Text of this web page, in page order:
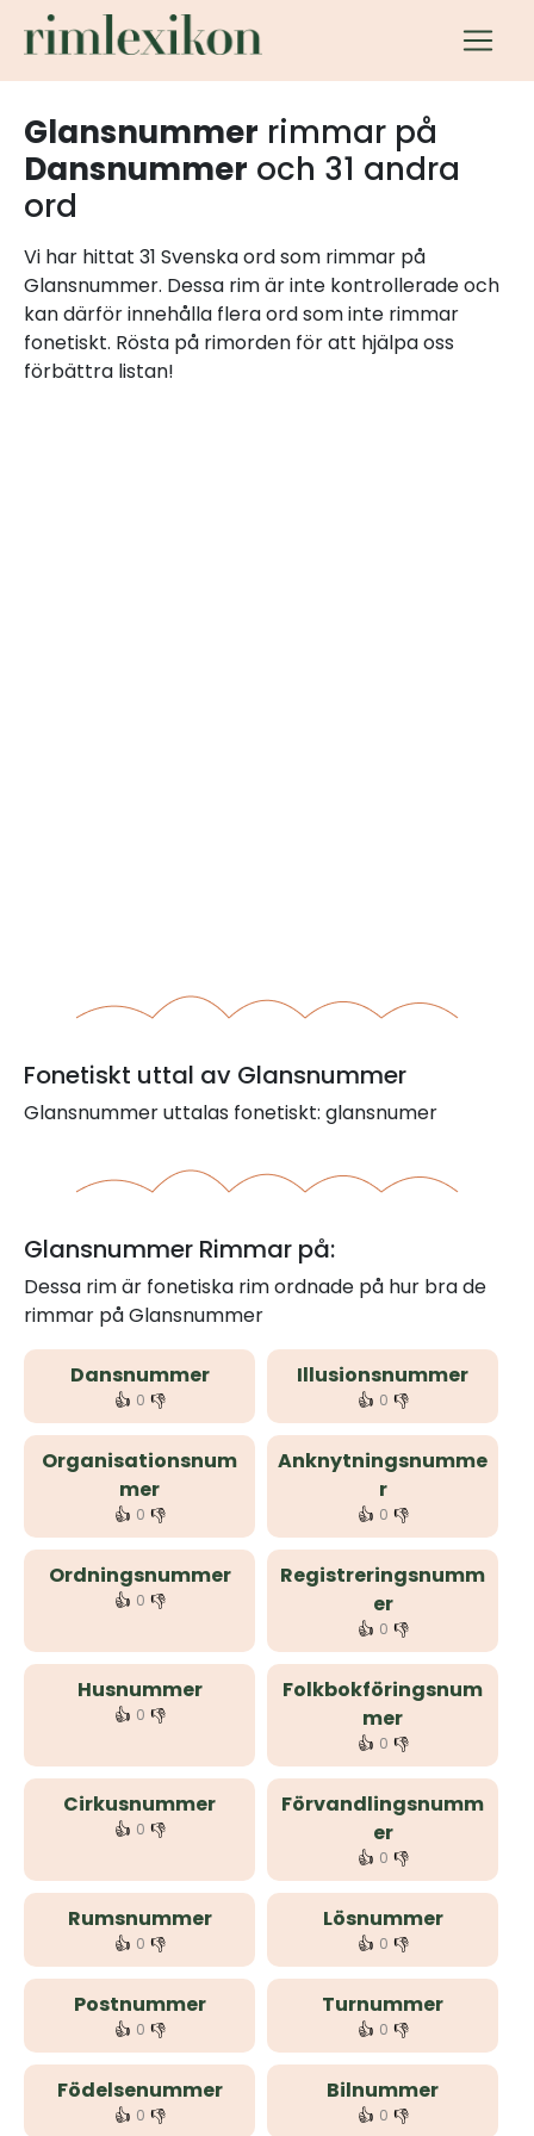
Glansnummer rimmar på
Dansnummer och 31 andra
ord
Vi har hittat 31 Svenska ord som rimmar på
Glansnummer. Dessa rim är inte kontrollerade och
kan därför innehålla flera ord som inte rimmar
fonetiskt. Rösta på rimorden för att hjälpa oss
förbättra listan!
Fonetiskt uttal av Glansnummer
Glansnummer uttalas fonetiskt: glansnumer
Glansnummer Rimmar på:
Dessa rim är fonetiska rim ordnade på hur bra de
rimmar på Glansnummer
Dansnummer
👍 0 👎
Illusionsnummer
👍 0 👎
Organisationsnum
mer
👍 0 👎
Anknytningsnumme
r
👍 0 👎
Ordningsnummer
👍 0 👎
Registreringsnumm
er
👍 0 👎
Husnummer
👍 0 👎
Folkbokföringsnum
mer
👍 0 👎
Cirkusnummer
👍 0 👎
Förvandlingsnumm
er
👍 0 👎
Rumsnummer
👍 0 👎
Lösnummer
👍 0 👎
Postnummer
👍 0 👎
Turnummer
👍 0 👎
Födelsenummer
👍 0 👎
Bilnummer
👍 0 👎